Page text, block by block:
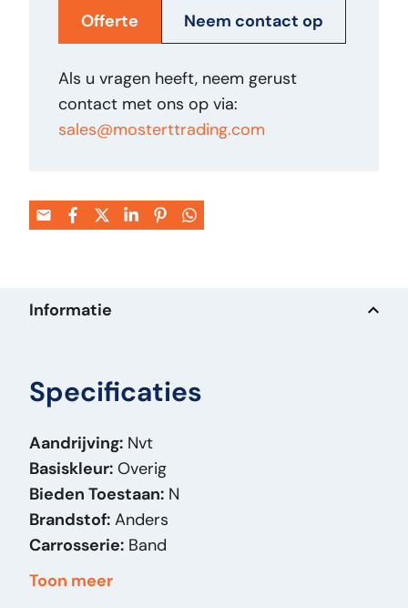
Offerte Neem contact op
Als u vragen heeft, neem gerust
contact met ons op via:
sales@mosterttrading.com
Informatie
Specificaties
Aandrijving: Nvt
Basiskleur: Overig
Bieden Toestaan: N
Brandstof: Anders
Carrosserie: Band
Massa (kg):
Toon meer